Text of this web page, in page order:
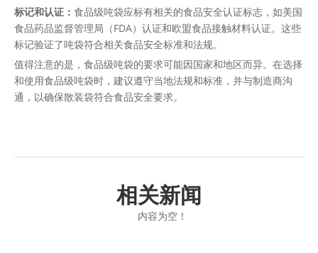
标记和认证： 食品级吨袋应标有相关的食品安全认证标志，如美国
食品药品监督管理局（FDA）认证和欧盟食品接触材料认证。这些
标记验证了吨袋符合相关食品安全标准和法规。
值得注意的是，食品级吨袋的要求可能因国家和地区而异。在选择
和使用食品级吨袋时，建议遵守当地法规和标准，并与制造商沟
通，以确保散装袋符合食品安全要求。
相关新闻
内容为空！